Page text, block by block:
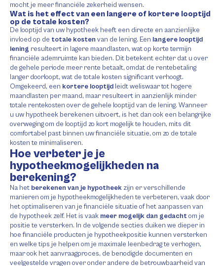
mocht je meer financiële zekerheid wensen.
Wat is het effect van een langere of kortere looptijd
op de totale kosten?
De looptijd van uw hypotheek heeft een directe en aanzienlijke
invloed op de totale kosten van de lening. Een langere looptijd
lening resulteert in lagere maandlasten, wat op korte termijn
financiële ademruimte kan bieden. Dit betekent echter dat u over
de gehele periode meer rente betaalt, omdat de rentebetaling
langer doorloopt, wat de totale kosten significant verhoogt.
Omgekeerd, een kortere looptijd leidt weliswaar tot hogere
maandlasten per maand, maar resulteert in aanzienlijk minder
totale rentekosten over de gehele looptijd van de lening. Wanneer
u uw hypotheek berekenen uitvoert, is het dan ook een belangrijke
overweging om de looptijd zo kort mogelijk te houden, mits dit
comfortabel past binnen uw financiële situatie, om zo de totale
kosten te minimaliseren.
Hoe verbeter je je
hypotheekmogelijkheden na
berekening?
Na het berekenen van je hypotheek zijn er verschillende
manieren om je hypotheekmogelijkheden te verbeteren, vaak door
het optimaliseren van je financiële situatie of het aanpassen van
de hypotheek zelf. Het is vaak meer mogelijk dan gedachtom je
positie te versterken. In de volgende secties duiken we dieper in
hoe financiële producten je hypotheekpositie kunnen versterken
en welke tips je helpen om je maximale leenbedrag te verhogen,
maar ook het aanvraagproces, de benodigde documenten en
veelgestelde vragen over onder andere de betrouwbaarheid van